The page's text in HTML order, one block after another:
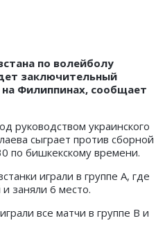
по волейболу
заключительный
Филиппинах, сообщает
руководством украинского
сыграет против сборной
по бишкекскому времени.
играли в группе А, где
заняли 6 место.
все матчи в группе В и